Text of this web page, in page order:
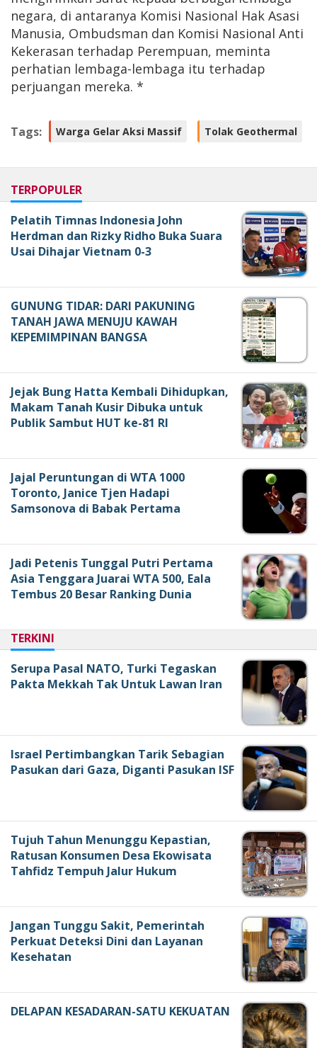
negara, di antaranya Komisi Nasional Hak Asasi
Manusia, Ombudsman dan Komisi Nasional Anti
Kekerasan terhadap Perempuan, meminta
perhatian lembaga-lembaga itu terhadap
perjuangan mereka. *
Tags: Warga Gelar Aksi Massif Tolak Geothermal
TERPOPULER
Pelatih Timnas Indonesia John
Herdman dan Rizky Ridho Buka Suara
Usai Dihajar Vietnam 0-3
GUNUNG TIDAR: DARI PAKUNING
TANAH JAWA MENUJU KAWAH
KEPEMIMPINAN BANGSA
Jejak Bung Hatta Kembali Dihidupkan,
Makam Tanah Kusir Dibuka untuk
Publik Sambut HUT ke-81 RI
Jajal Peruntungan di WTA 1000
Toronto, Janice Tjen Hadapi
Samsonova di Babak Pertama
Jadi Petenis Tunggal Putri Pertama
Asia Tenggara Juarai WTA 500, Eala
Tembus 20 Besar Ranking Dunia
TERKINI
Serupa Pasal NATO, Turki Tegaskan
Pakta Mekkah Tak Untuk Lawan Iran
Israel Pertimbangkan Tarik Sebagian
Pasukan dari Gaza, Diganti Pasukan ISF
Tujuh Tahun Menunggu Kepastian,
Ratusan Konsumen Desa Ekowisata
Tahfidz Tempuh Jalur Hukum
Jangan Tunggu Sakit, Pemerintah
Perkuat Deteksi Dini dan Layanan
Kesehatan
DELAPAN KESADARAN-SATU KEKUATAN